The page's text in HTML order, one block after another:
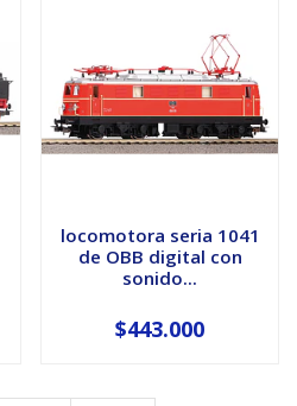
locomotora seria 1041
de OBB digital con
sonido...
$443.000